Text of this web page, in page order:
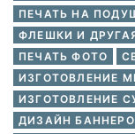
ПЕЧАТЬ НА
ФЛЕШКИ И
ПЕЧАТЬ ФОТО
ИЗГОТОВЛЕНИЕ
ИЗГОТОВЛЕНИЕ
ДИЗАЙН